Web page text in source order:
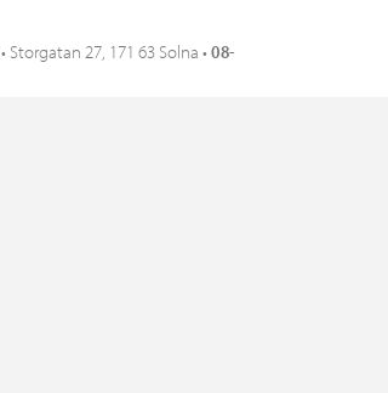
• Storgatan 27, 171 63 Solna • 08-